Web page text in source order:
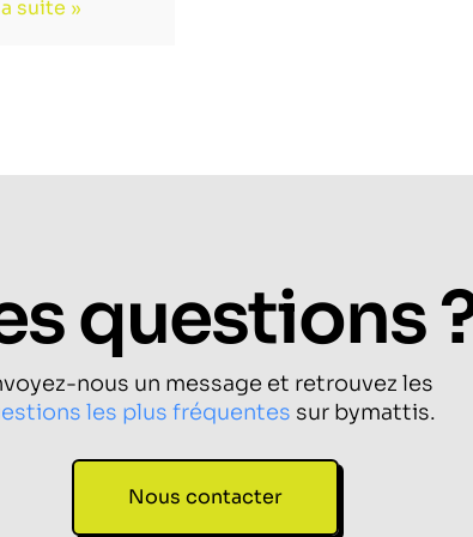
suite »
questions
nous un message et retrouvez les
les plus fréquentes sur bymattis.
Nous contacter